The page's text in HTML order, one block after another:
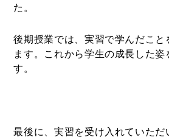
た。
後期授業では、実習で学んだこと
ます。これから学生の成長した
す。
最後に、実習を受け入れていただ